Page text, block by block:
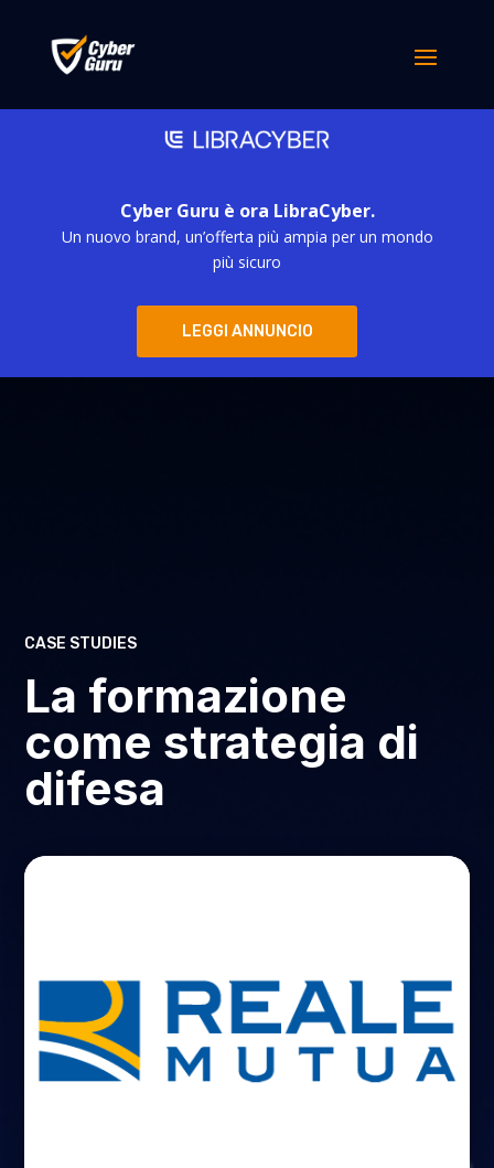
Cyber Guru è ora LibraCyber.
Un nuovo brand, un’offerta più ampia per un mondo
più sicuro
LEGGI ANNUNCIO
CASE STUDIES
La formazione
come strategia di
difesa